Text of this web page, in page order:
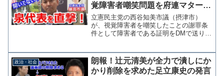
覚障害者嘲笑問題を府連マターで
終わらせてはならない
立憲民主党の西谷知美市議（摂津市）
が、視覚障害者を嘲笑したことの謝罪条
件として障害者である証明をDMで送り、
16日に同党の泉健太代表を直撃し対応を
求めた。参考：立憲の暴...
政治・社会
朗報！辻元清美が全力で潰しにか
かり削除を求めた足立康史の発言